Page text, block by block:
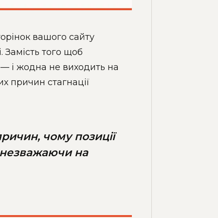
вашого сайту
Замість того щоб
і жодна не виходить на
причин стагнації
чому позиції
незважаючи на